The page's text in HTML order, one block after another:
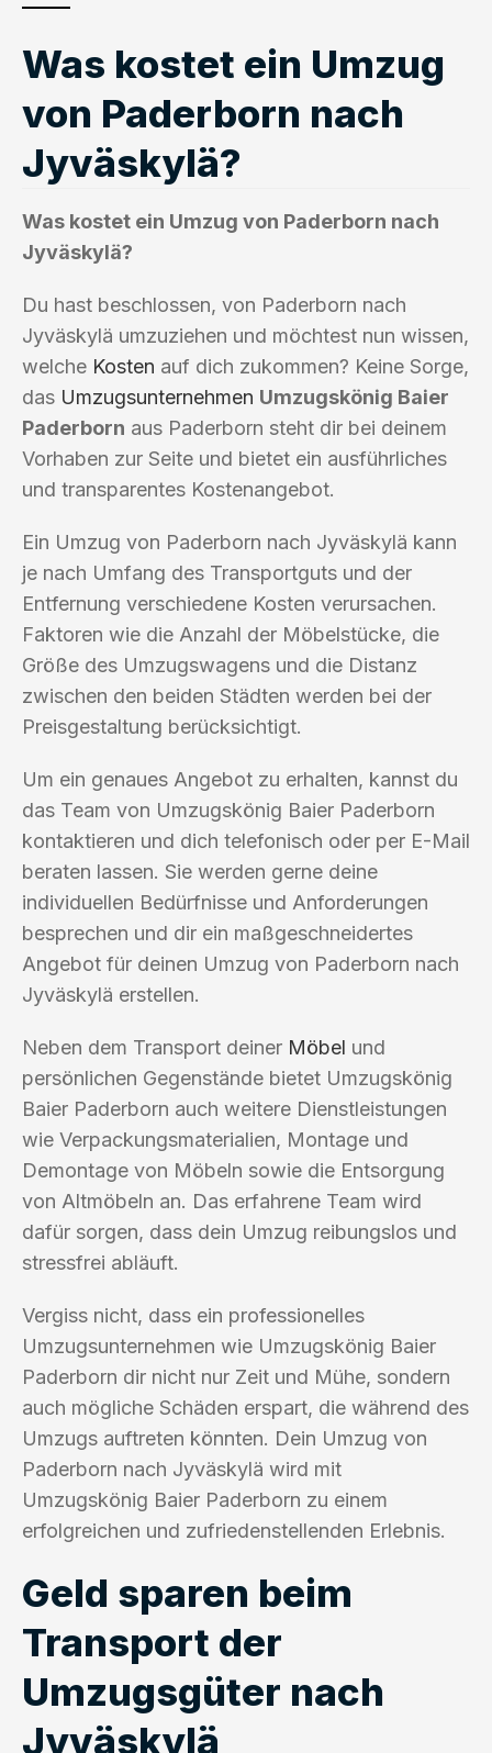
Was kostet ein Umzug
von Paderborn nach
Jyväskylä?
Was kostet ein Umzug von Paderborn nach
Jyväskylä?
Du hast beschlossen, von Paderborn nach
Jyväskylä umzuziehen und möchtest nun wissen,
welche Kosten auf dich zukommen? Keine Sorge,
das Umzugsunternehmen Umzugskönig Baier
Paderborn aus Paderborn steht dir bei deinem
Vorhaben zur Seite und bietet ein ausführliches
und transparentes Kostenangebot.
Ein Umzug von Paderborn nach Jyväskylä kann
je nach Umfang des Transportguts und der
Entfernung verschiedene Kosten verursachen.
Faktoren wie die Anzahl der Möbelstücke, die
Größe des Umzugswagens und die Distanz
zwischen den beiden Städten werden bei der
Preisgestaltung berücksichtigt.
Um ein genaues Angebot zu erhalten, kannst du
das Team von Umzugskönig Baier Paderborn
kontaktieren und dich telefonisch oder per E-Mail
beraten lassen. Sie werden gerne deine
individuellen Bedürfnisse und Anforderungen
besprechen und dir ein maßgeschneidertes
Angebot für deinen Umzug von Paderborn nach
Jyväskylä erstellen.
Neben dem Transport deiner Möbel und
persönlichen Gegenstände bietet Umzugskönig
Baier Paderborn auch weitere Dienstleistungen
wie Verpackungsmaterialien, Montage und
Demontage von Möbeln sowie die Entsorgung
von Altmöbeln an. Das erfahrene Team wird
dafür sorgen, dass dein Umzug reibungslos und
stressfrei abläuft.
Vergiss nicht, dass ein professionelles
Umzugsunternehmen wie Umzugskönig Baier
Paderborn dir nicht nur Zeit und Mühe, sondern
auch mögliche Schäden erspart, die während des
Umzugs auftreten könnten. Dein Umzug von
Paderborn nach Jyväskylä wird mit
Umzugskönig Baier Paderborn zu einem
erfolgreichen und zufriedenstellenden Erlebnis.
Geld sparen beim
Transport der
Umzugsgüter nach
Jyväskylä